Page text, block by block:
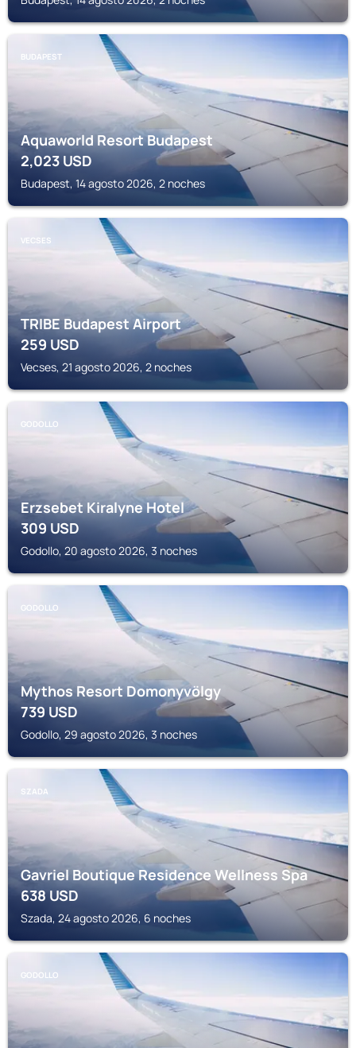
BUDAPEST
Aquaworld Resort Budapest
2,023USD
Budapest, 14 agosto 2026, 2 noches
VECSES
TRIBE Budapest Airport
259USD
Vecses, 21 agosto 2026, 2 noches
GODOLLO
Erzsebet Kiralyne Hotel
309USD
Godollo, 20 agosto 2026, 3 noches
GODOLLO
Mythos Resort Domonyvölgy
739USD
Godollo, 29 agosto 2026, 3 noches
SZADA
Gavriel Boutique Residence Wellness Spa
638USD
Szada, 24 agosto 2026, 6 noches
GODOLLO